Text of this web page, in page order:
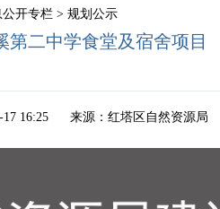
开专栏 > 规划公示
第二中学食堂及宿舍项目
16:25 来源：红塔区自然资源局